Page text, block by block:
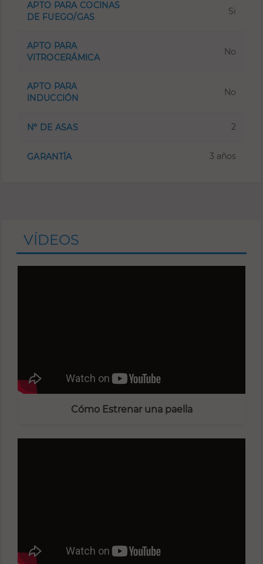
APTO PARA COCINAS
DE FUEGO/GAS
Si
APTO PARA
VITROCERÁMICA
No
APTO PARA
INDUCCIÓN
No
Nº DE ASAS 2
GARANTÍA 3 años
VÍDEOS
Cómo Estrenar una paella